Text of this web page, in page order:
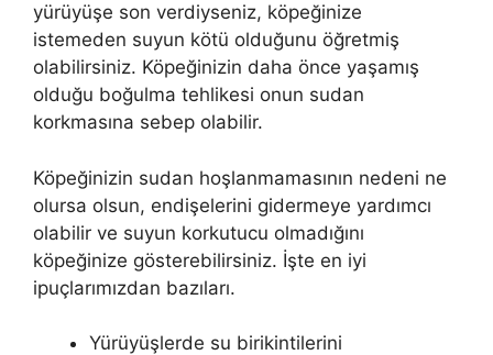
yürüyüşe son verdiyseniz, köpeğinize
istemeden suyun kötü olduğunu öğretmiş
olabilirsiniz. Köpeğinizin daha önce yaşamış
olduğu boğulma tehlikesi onun sudan
korkmasına sebep olabilir.
Köpeğinizin sudan hoşlanmamasının nedeni ne
olursa olsun, endişelerini gidermeye yardımcı
olabilir ve suyun korkutucu olmadığını
köpeğinize gösterebilirsiniz. İşte en iyi
ipuçlarımızdan bazıları.
Yürüyüşlerde su birikintilerini